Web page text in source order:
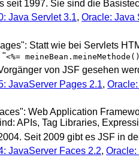
seit 1997. Sie sind die
Java Servlet 3.1, Oracle: Java
Statt wie bei Servlets
"<%=
von JSF gesehen
JavaServer Pages 2.1,
Web Application
APIs, Tag Libraries,
Seit 2009 gibt es JSF in
JavaServer Faces 2.2, Oracle: